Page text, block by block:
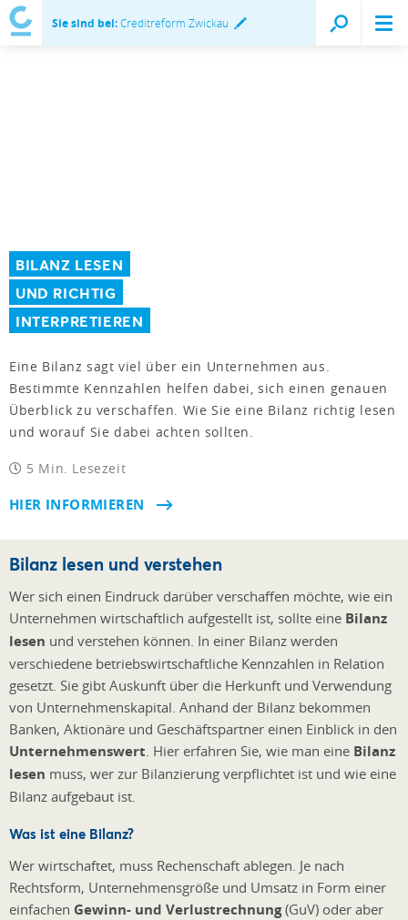
Sie sind bei:Creditreform Zwickau
BILANZ LESEN
UND RICHTIG
INTERPRETIEREN
Eine Bilanz sagt viel über ein Unternehmen aus.
Bestimmte Kennzahlen helfen dabei, sich einen genauen
Überblick zu verschaffen. Wie Sie eine Bilanz richtig lesen
und worauf Sie dabei achten sollten.
5 Min. Lesezeit
HIER INFORMIEREN
Bilanz lesen und verstehen
Wer sich einen Eindruck darüber verschaffen möchte, wie ein
Unternehmen wirtschaftlich aufgestellt ist, sollte eine Bilanz
lesen und verstehen können. In einer Bilanz werden
verschiedene betriebswirtschaftliche Kennzahlen in Relation
gesetzt. Sie gibt Auskunft über die Herkunft und Verwendung
von Unternehmenskapital. Anhand der Bilanz bekommen
Banken, Aktionäre und Geschäftspartner einen Einblick in den
Unternehmenswert . Hier erfahren Sie, wie man eine Bilanz
lesen muss, wer zur Bilanzierung verpflichtet ist und wie eine
Bilanz aufgebaut ist.
Was ist eine Bilanz?
Wer wirtschaftet, muss Rechenschaft ablegen. Je nach
Rechtsform, Unternehmensgröße und Umsatz in Form einer
einfachen Gewinn- und Verlustrechnung(GuV) oder aber